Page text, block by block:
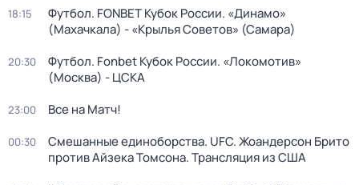
18:15
Футбол. FONBET Кубок России. «Динамо»
(Махачкала) - «Крылья Советов» (Самара)
20:30
Футбол. Fonbet Кубок России. «Локомотив»
(Москва) - ЦСКА
23:00 Все на Матч!
00:30
Смешанные единоборства. UFC. Жоандерсон Брито
против Айзека Томсона. Трансляция из США